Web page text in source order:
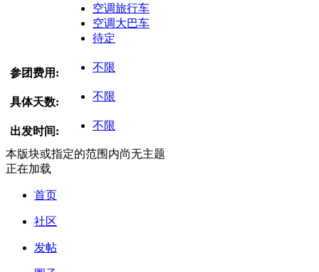
空调旅行车
空调大巴车
待定
参团费用: 不限
具体天数: 不限
出发时间: 不限
本版块或指定的范围内尚无主题
正在加载
首页
社区
发帖